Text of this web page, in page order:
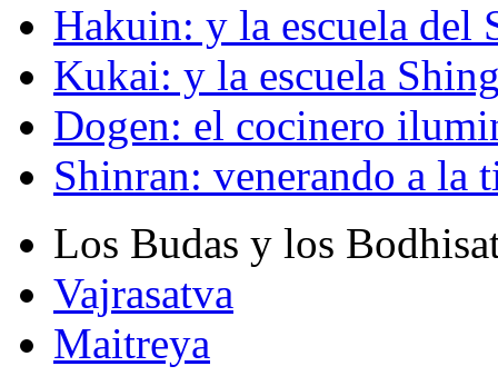
Hakuin: y la escuela del
Kukai: y la escuela
Dogen: el cocinero
Shinran: venerando a la
Los Budas y los
Vajrasatva
Maitreya